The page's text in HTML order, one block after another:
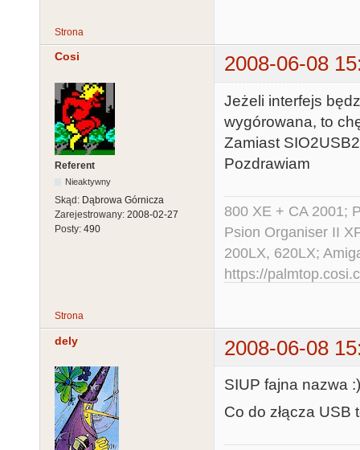
Strona
Cosi 2008-06-08
Referent
Nieaktywny
Skąd: Dąbrowa Górnicza
Zarejestrowany: 2008-02-27
Posty: 490
Jeżeli interfejs
wygórowana, to
Zamiast
Pozdrawiam
800 XE + CA 2001;
Psion Organiser II
200LX, 620LX;
https://
Strona
dely 2008-06-08
SIUP fajna nazwa
Co do złącza USB